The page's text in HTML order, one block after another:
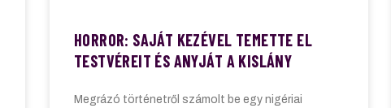
HORROR: SAJÁT KEZÉVEL TEMETTE EL
TESTVÉREIT ÉS ANYJÁT A KISLÁNY
Megrázó történetről számolt be egy nigériai